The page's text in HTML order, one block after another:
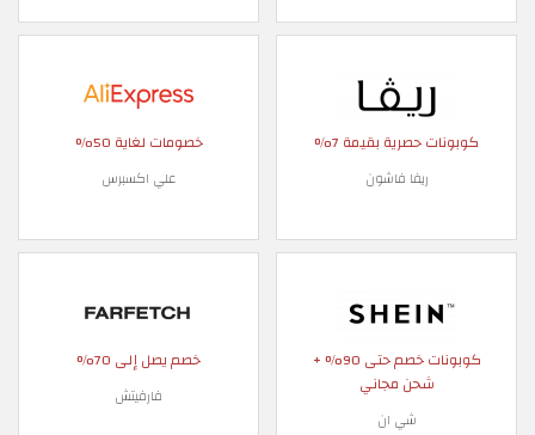
كوبونات حصرية بقيمة 7%
ريفا فاشون
خصومات لغاية 50%
علي اكسبرس
كوبونات خصم حتى 90% +
شحن مجاني
شي ان
خصم يصل إلى 70%
فارفيتش